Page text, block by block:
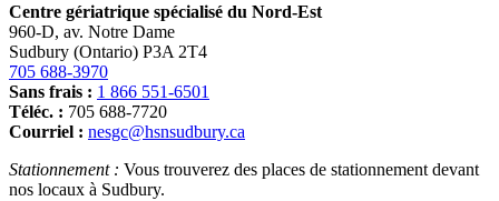
Centre gériatrique spécialisé du Nord-Est
960-D, av. Notre Dame
Sudbury (Ontario) P3A 2T4
705 688-3970
Sans frais : 1 866 551-6501
Téléc. : 705 688-7720
Courriel : nesgc@hsnsudbury.ca
Stationnement : Vous trouverez des places de stationnement devant
nos locaux à Sudbury.